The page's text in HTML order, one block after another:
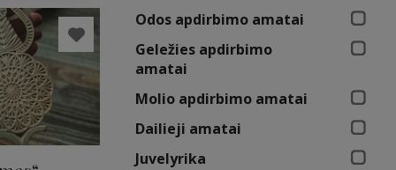
Odos apdirbimo amatai
Geležies apdirbimo
amatai
Molio apdirbimo amatai
Dailieji amatai
Juvelyrika